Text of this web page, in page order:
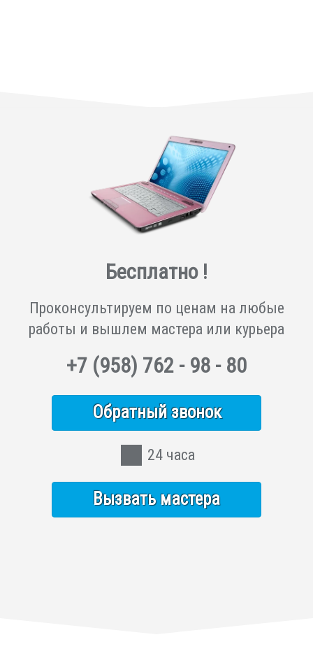
Бесплатно !
Проконсультируем по ценам на любые
работы и вышлем мастера или курьера
+7 (958) 762 - 98 - 80
Обратный звонок
24 часа
Вызвать мастера